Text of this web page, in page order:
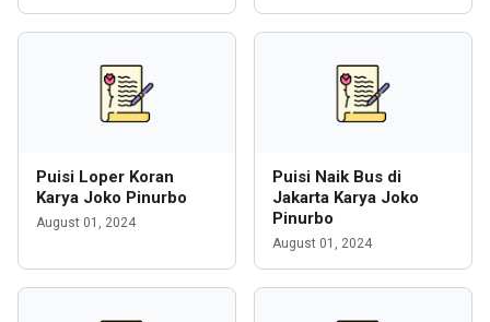
Puisi Loper Koran
Karya Joko Pinurbo
August 01, 2024
Puisi Naik Bus di
Jakarta Karya Joko
Pinurbo
August 01, 2024